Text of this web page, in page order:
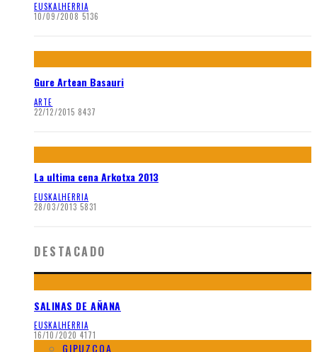
EUSKALHERRIA
10/09/2008 5136
Gure Artean Basauri
ARTE
22/12/2015 8437
La ultima cena Arkotxa 2013
EUSKALHERRIA
28/03/2013 5831
DESTACADO
SALINAS DE AÑANA
EUSKALHERRIA
16/10/2020 4171
GIPUZCOA